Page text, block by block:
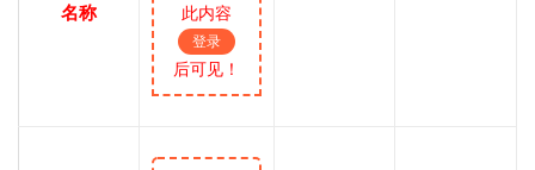
名称 此内容
登录
后可见！